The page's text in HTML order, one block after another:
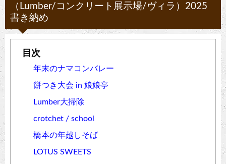
（Lumber/コンクリート展示場/ヴィラ）2025
書き納め
年末のナマコンバレー
餅つき大会 in 娘娘亭
Lumber大掃除
crotchet / school
橋本の年越しそば
LOTUS SWEETS